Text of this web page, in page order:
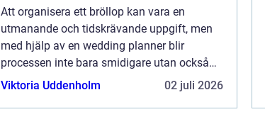
Att organisera ett bröllop kan vara en
utmanande och tidskrävande uppgift, men
med hjälp av en wedding planner blir
processen inte bara smidigare utan också
njutbar. Från att välja den perfekta platsen
Viktoria Uddenholm 02 juli 2026